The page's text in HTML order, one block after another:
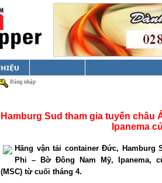
Đăng nhập
Hamburg Sud tham gia tuyến châu
Ipanema
Hãng vận tải container Đức,
Phi – Bờ Đông Nam Mỹ, Ipanema,
(MSC) từ cuối tháng 4.